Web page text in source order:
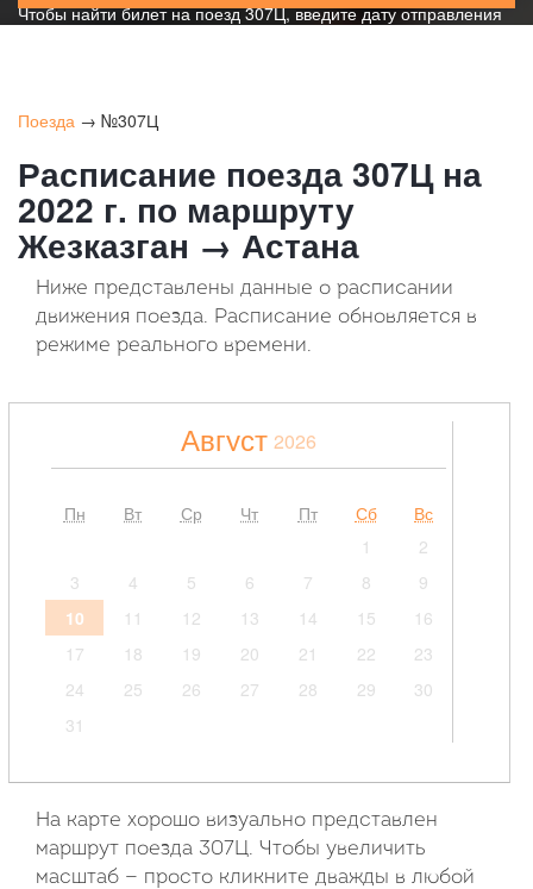
Чтобы найти билет на поезд 307Ц, введите дату отправления
Поезда → №307Ц
Расписание поезда 307Ц на
2022 г. по маршруту
Жезказган → Астана
Ниже представлены данные о расписании
движения поезда. Расписание обновляется в
режиме реального времени.
Август 2026
Пн Вт Ср Чт Пт Сб
Вс
1
2
3
4 5 6 7 8
9
10
11 12 13 14 15
16
17
18 19 20 21 22
23
24
25 26 27 28 29
30
31
Пн Вт Ср Чт Пт Сб
Вс
На карте хорошо визуально представлен
маршрут поезда 307Ц. Чтобы увеличить
масштаб — просто кликните дважды в любой